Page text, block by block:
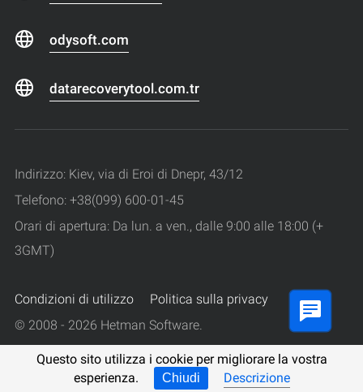
Questo sito utilizza i cookie per migliorare la vostra
esperienza.
Chiudi Descrizione
odysoft.com
datarecoverytool.com.tr
Indirizzo: Kiev, via di Eroi di Dnepr, 43/12
Telefono: +38(099) 600-01-45
Orari di apertura: Da lun. a ven., dalle 9:00 alle 18:00 (+
3GMT)
Condizioni di utilizzo
Politica sulla privacy
© 2008 - 2026 Hetman Software.
Tutti i diritti riservati.